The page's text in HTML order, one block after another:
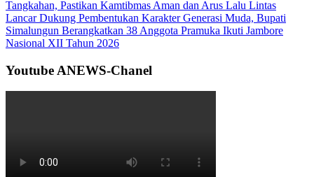
Tangkahan, Pastikan Kamtibmas Aman dan Arus Lalu Lintas
LancarDukung Pembentukan Karakter Generasi Muda, Bupati
Simalungun Berangkatkan 38 Anggota Pramuka Ikuti Jambore
Nasional XII Tahun 2026
Youtube ANEWS-Chanel